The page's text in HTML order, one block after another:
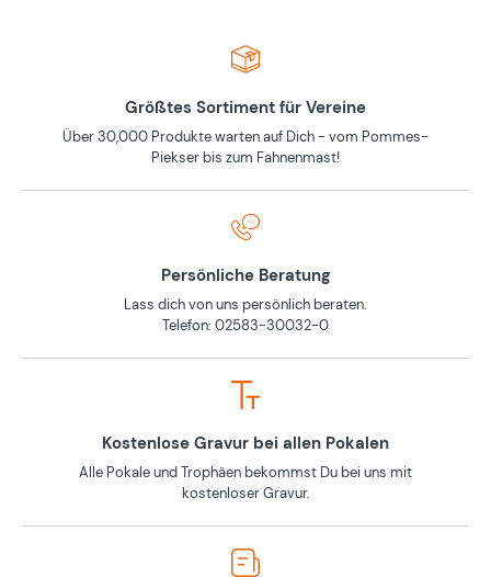
Größtes Sortiment für Vereine
Über 30,000 Produkte warten auf Dich - vom Pommes-
Piekser bis zum Fahnenmast!
Persönliche Beratung
Lass dich von uns persönlich beraten.
Telefon: 02583-30032-0
Kostenlose Gravur bei allen Pokalen
Alle Pokale und Trophäen bekommst Du bei uns mit
kostenloser Gravur.